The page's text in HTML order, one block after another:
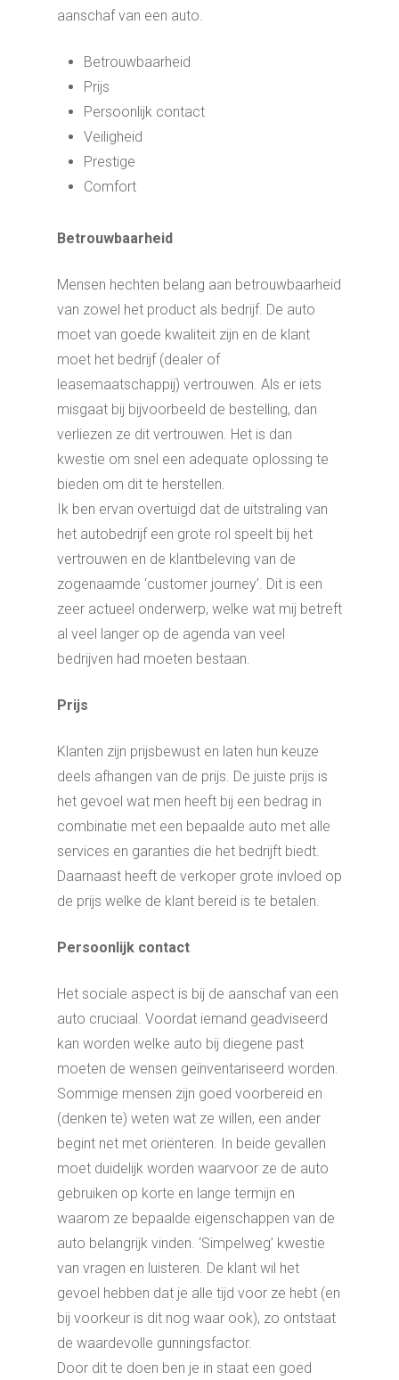
aanschaf van een auto.
Betrouwbaarheid
Prijs
Persoonlijk contact
Veiligheid
Prestige
Comfort
Betrouwbaarheid
Mensen hechten belang aan betrouwbaarheid
van zowel het product als bedrijf. De auto
moet van goede kwaliteit zijn en de klant
moet het bedrijf (dealer of
leasemaatschappij) vertrouwen. Als er iets
misgaat bij bijvoorbeeld de bestelling, dan
verliezen ze dit vertrouwen. Het is dan
kwestie om snel een adequate oplossing te
bieden om dit te herstellen.
Ik ben ervan overtuigd dat de uitstraling van
het autobedrijf een grote rol speelt bij het
vertrouwen en de klantbeleving van de
zogenaamde ‘customer journey’. Dit is een
zeer actueel onderwerp, welke wat mij betreft
al veel langer op de agenda van veel
bedrijven had moeten bestaan.
Prijs
Klanten zijn prijsbewust en laten hun keuze
deels afhangen van de prijs. De juiste prijs is
het gevoel wat men heeft bij een bedrag in
combinatie met een bepaalde auto met alle
services en garanties die het bedrijft biedt.
Daarnaast heeft de verkoper grote invloed op
de prijs welke de klant bereid is te betalen.
Persoonlijk contact
Het sociale aspect is bij de aanschaf van een
auto cruciaal. Voordat iemand geadviseerd
kan worden welke auto bij diegene past
moeten de wensen geïnventariseerd worden.
Sommige mensen zijn goed voorbereid en
(denken te) weten wat ze willen, een ander
begint net met oriënteren. In beide gevallen
moet duidelijk worden waarvoor ze de auto
gebruiken op korte en lange termijn en
waarom ze bepaalde eigenschappen van de
auto belangrijk vinden. ‘Simpelweg’ kwestie
van vragen en luisteren. De klant wil het
gevoel hebben dat je alle tijd voor ze hebt (en
bij voorkeur is dit nog waar ook), zo ontstaat
de waardevolle gunningsfactor.
Door dit te doen ben je in staat een goed